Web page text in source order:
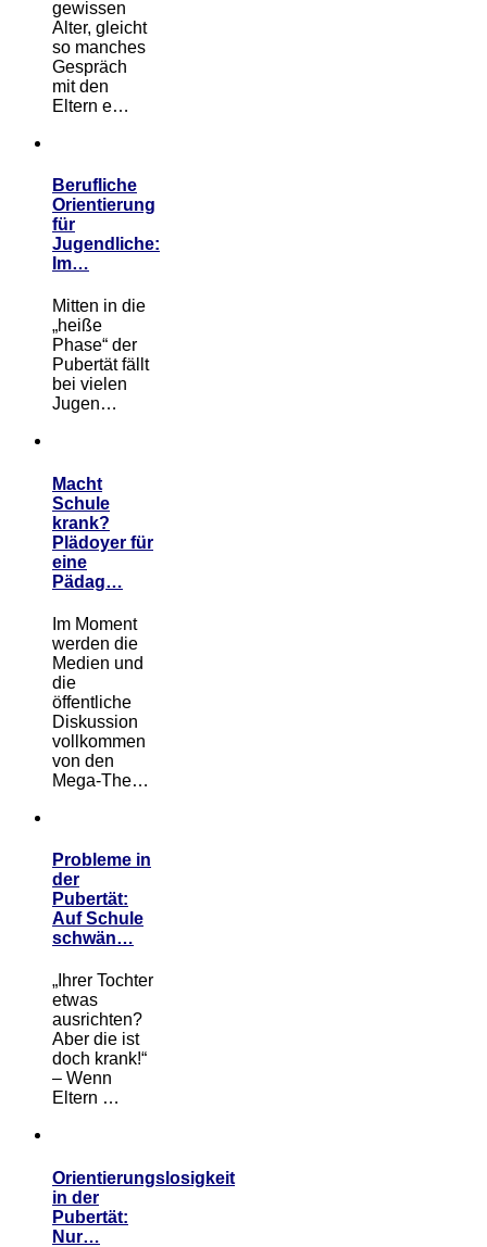
gewissen
Alter, gleicht
so manches
Gespräch
mit den
Eltern e…
Berufliche
Orientierung
für
Jugendliche:
Im…
Mitten in die
„heiße
Phase“ der
Pubertät fällt
bei vielen
Jugen…
Macht
Schule
krank?
Plädoyer für
eine
Pädag…
Im Moment
werden die
Medien und
die
öffentliche
Diskussion
vollkommen
von den
Mega-The…
Probleme in
der
Pubertät:
Auf Schule
schwän…
„Ihrer Tochter
etwas
ausrichten?
Aber die ist
doch krank!“
– Wenn
Eltern …
Orientierungslosigkeit
in der
Pubertät:
Nur…